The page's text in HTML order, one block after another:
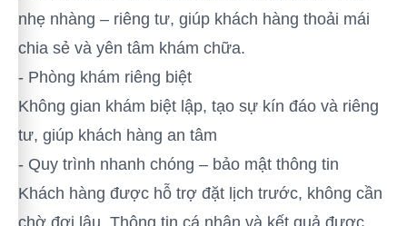
nhẹ nhàng – riêng tư, giúp khách hàng thoải mái
chia sẻ và yên tâm khám chữa.
- Phòng khám riêng biệt
Không gian khám biệt lập, tạo sự kín đáo và riêng
tư, giúp khách hàng an tâm
- Quy trình nhanh chóng – bảo mật thông tin
Khách hàng được hỗ trợ đặt lịch trước, không cần
chờ đợi lâu. Thông tin cá nhân và kết quả được